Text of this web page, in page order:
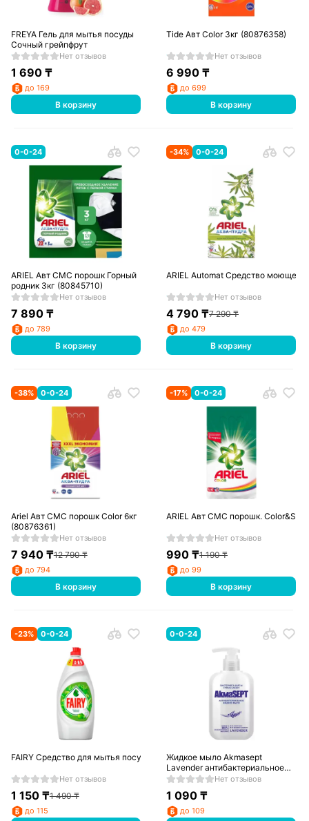
FREYA Гель для мытья посуды
Сочный грейпфрут
Нет отзывов
1 690₸
до 169
В корзину
Tide Авт Color 3кг (80876358)
Нет отзывов
6 990 ₸
до 699
В корзину
0-0-24
ARIEL Авт СМС порошк Горный
родник 3кг (80845710)
Нет отзывов
7 890₸
до 789
В корзину
-34% 0-0-24
ARIEL Automat Средство моющее
Нет отзывов
4 790 ₸7 290₸
до 479
В корзину
-38% 0-0-24
Ariel Авт СМС порошк Color 6кг
(80876361)
Нет отзывов
7 940₸12 790₸
до 794
В корзину
-17% 0-0-24
ARIEL Авт СМС порошк.
Нет отзывов
990 ₸1 190₸
до 99
В корзину
-23% 0-0-24
FAIRY Средство для мытья посуды Зеленое яблоко 450мл
Нет отзывов
1 150₸1 490₸
до 115
0-0-24
Жидкое мыло Akmasept
Lavender антибактериальное
270 мл
Нет отзывов
1 090 ₸
до 109